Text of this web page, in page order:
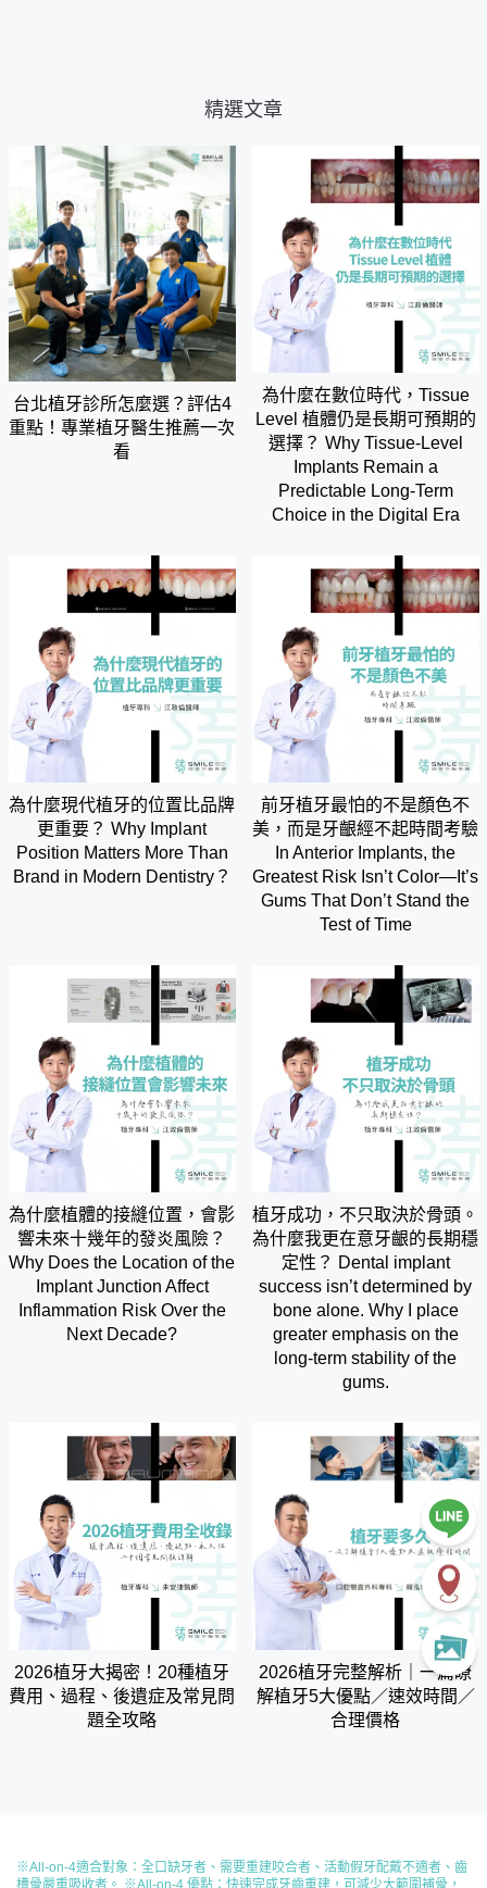
精選文章
台北植牙診所怎麼選？評估4
重點！專業植牙醫生推薦一次
看
為什麼在數位時代，Tissue
Level 植體仍是長期可預期的
選擇？ Why Tissue-Level
Implants Remain a
Predictable Long-Term
Choice in the Digital Era
為什麼現代植牙的位置比品牌
更重要？ Why Implant
Position Matters More Than
Brand in Modern Dentistry？
前牙植牙最怕的不是顏色不
美，而是牙齦經不起時間考驗
In Anterior Implants, the
Greatest Risk Isn’t Color—It’s
Gums That Don’t Stand the
Test of Time
為什麼植體的接縫位置，會影
響未來十幾年的發炎風險？
Why Does the Location of the
Implant Junction Affect
Inflammation Risk Over the
Next Decade?
植牙成功，不只取決於骨頭。
為什麼我更在意牙齦的長期穩
定性？ Dental implant
success isn’t determined by
bone alone. Why I place
greater emphasis on the
long-term stability of the
gums.
2026植牙大揭密！20種植牙
費用、過程、後遺症及常見問
題全攻略
2026植牙完整解析｜一篇瞭
解植牙5大優點／速效時間／
合理價格
※All-on-4適合對象​：全口缺牙者、需要重建咬合者、活動假牙配戴不適者、齒
槽骨嚴重吸收者。 ※All-on-4 優點：快速完成牙齒重建，可減少大範圍補骨，